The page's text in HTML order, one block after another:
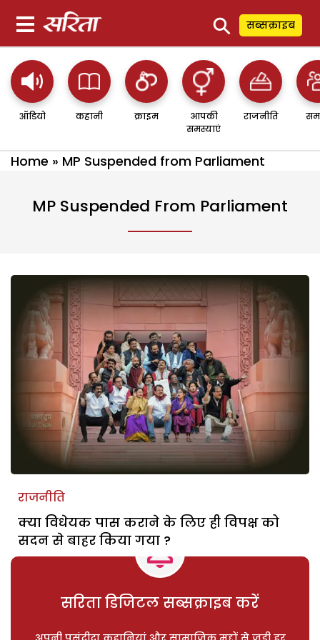
⚲ सब्सक्राइब
ऑडियो कहानी क्राइम
आपकी
समस्याएं
राजनीति
Home » MP Suspended from Parliament
MP Suspended From Parliament
राजनीति
क्या विधेयक पास कराने के लिए ही विपक्ष को
सदन से बाहर किया गया ?
सरिता डिजिटल सब्सक्राइब करें